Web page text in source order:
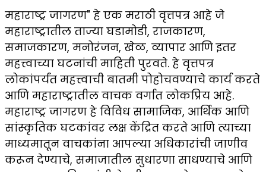
महाराष्ट्र जागरण" हे एक मराठी वृत्तपत्र आहे जे
महाराष्ट्रातील ताज्या घडामोडी, राजकारण,
समाजकारण, मनोरंजन, खेळ, व्यापार आणि इतर
महत्त्वाच्या घटनांची माहिती पुरवते. हे वृत्तपत्र
लोकांपर्यंत महत्त्वाची बातमी पोहोचवण्याचे कार्य करते
आणि महाराष्ट्रातील वाचक वर्गात लोकप्रिय आहे.
महाराष्ट्र जागरण हे विविध सामाजिक, आर्थिक आणि
सांस्कृतिक घटकांवर लक्ष केंद्रित करते आणि त्याच्या
माध्यमातून वाचकांना आपल्या अधिकारांची जाणीव
करून देण्याचे, समाजातील सुधारणा साधण्याचे आणि